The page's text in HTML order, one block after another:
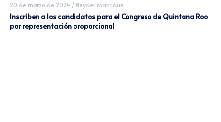
20 de marzo de 2024 / Heyder Manrique
Inscriben a los candidatos para el Congreso de Quintana Roo
por representación proporcional